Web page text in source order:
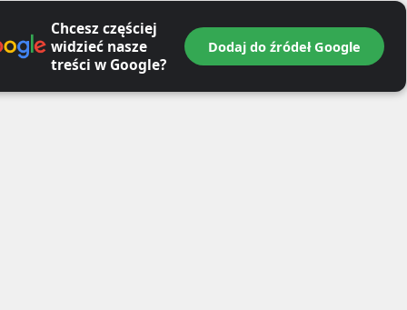
Chcesz częściej
widzieć nasze
treści w Google?
Dodaj do źródeł Google